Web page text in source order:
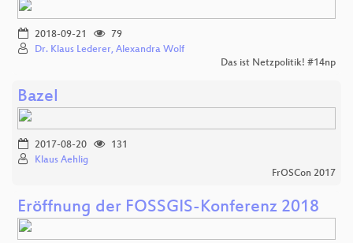
2018-09-21
79
Dr. Klaus Lederer, Alexandra Wolf
Das ist Netzpolitik! #14np
Bazel
2017-08-20
131
Klaus Aehlig
FrOSCon 2017
Eröffnung der FOSSGIS-Konferenz 2018